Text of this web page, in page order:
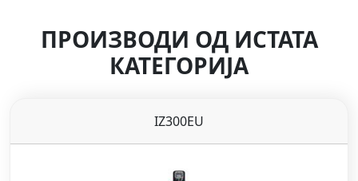
ПРОИЗВОДИ ОД ИСТАТА
КАТЕГОРИЈА
IZ300EU